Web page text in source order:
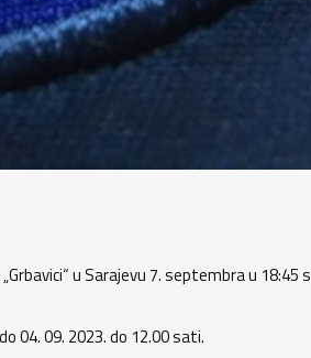
u Sarajevu 7. septembra u
04. 09. 2023. do 12.00 sati.